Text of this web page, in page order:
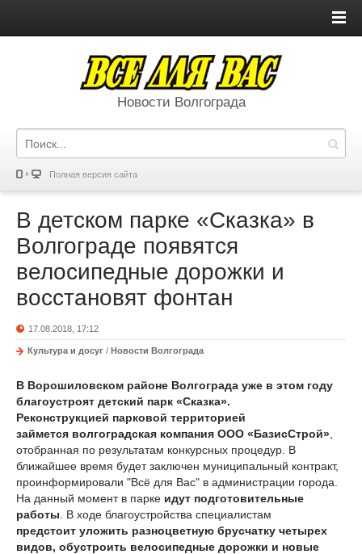
Новости Волгограда
Полная версия сайта
В детском парке «Сказка» в
Волгограде появятся
велосипедные дорожки и
восстановят фонтан
17.08.2018, 17:12
Культура и досуг / Новости Волгограда
В Ворошиловском районе Волгограда уже в этом году
благоустроят детский парк «Сказка».
Реконструкцией парковой территорией
займется волгоградская компания ООО «БазисСтрой»
отобранная по результатам конкурсных процедур. В
ближайшее время будет заключен муниципальный контракт,
проинформировали "Всё для Вас" в администрации города.
На данный момент в парке идут подготовительные
работы . В ходе благоустройства специалистам
предстоит уложить разноцветную брусчатку четырех
видов, обустроить велосипедные дорожки и новые